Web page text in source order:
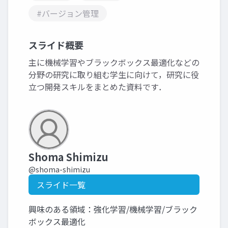
#バージョン管理
スライド概要
主に機械学習やブラックボックス最適化などの
分野の研究に取り組む学生に向けて，研究に役
立つ開発スキルをまとめた資料です．
Shoma Shimizu
@shoma-shimizu
スライド一覧
興味のある領域：強化学習/機械学習/ブラック
ボックス最適化